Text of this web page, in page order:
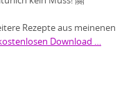
Rezepte aus meinenen
Download …